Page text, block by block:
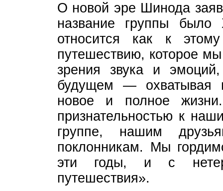
О новой эре Шинода
название группы было
относится как к
путешествию, которое
зрения звука и
будущем — охватывая
новое и полное
признательностью к
группе, нашим
поклонникам. Мы
эти годы, и с
путешествия».